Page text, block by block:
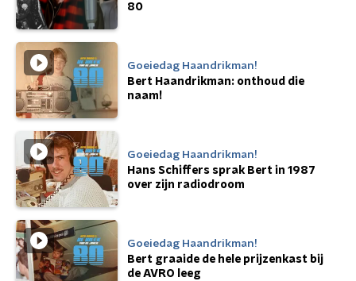
80
Goeiedag Haandrikman!
Bert Haandrikman: onthoud die
naam!
Goeiedag Haandrikman!
Hans Schiffers sprak Bert in 1987
over zijn radiodroom
Goeiedag Haandrikman!
Bert graaide de hele prijzenkast bij
de AVRO leeg